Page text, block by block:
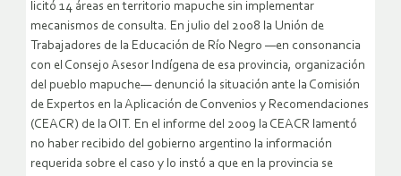
licitó 14 áreas en territorio mapuche sin implementar
mecanismos de consulta. En julio del 2008 la Unión de
Trabajadores de la Educación de Río Negro —en consonancia
con el Consejo Asesor Indígena de esa provincia, organización
del pueblo mapuche— denunció la situación ante la Comisión
de Expertos en la Aplicación de Convenios y Recomendaciones
(CEACR) de la OIT. En el informe del 2009 la CEACR lamentó
no haber recibido del gobierno argentino la información
requerida sobre el caso y lo instó a que en la provincia se